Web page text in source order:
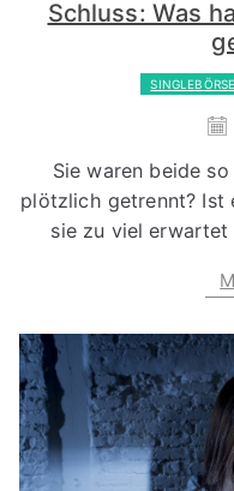
Schluss: Was
Sie waren beide
plötzlich getrennt? Ist
sie zu viel